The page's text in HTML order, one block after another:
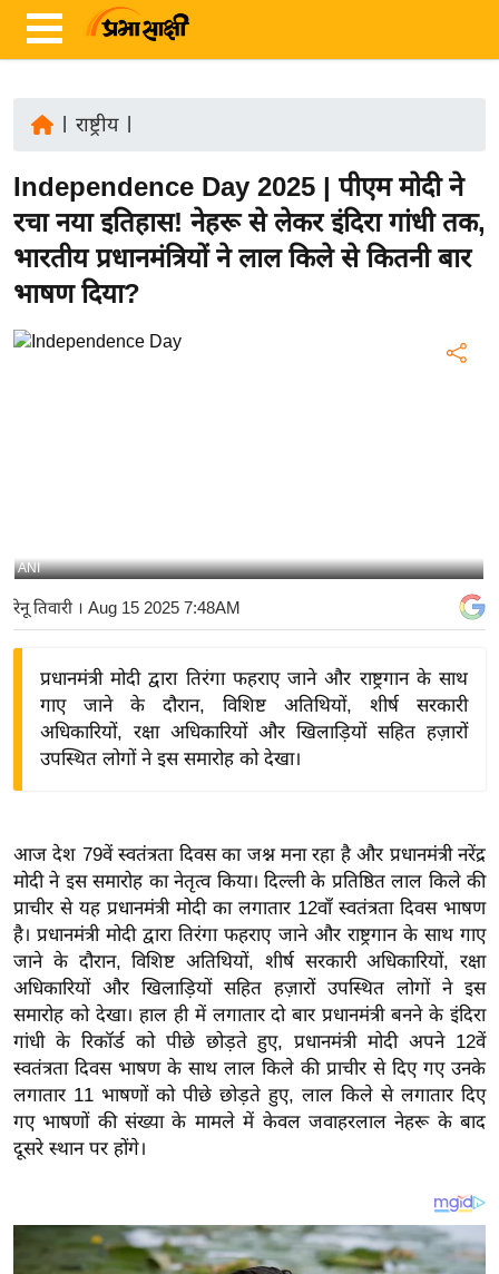
ज़ा
ख
ब
र
ष्ट्री
बि
ने
द्यो
वि
शे
ष
ज्ञ
रा
य
ब
ज
ट
खे
ल
के
राष्ट्रीय|
Independence Day 2025 | पीएम मोदी ने
रचा नया इतिहास! नेहरू से लेकर इंदिरा गांधी तक,
भारतीय प्रधानमंत्रियों ने लाल किले से कितनी बार
भाषण दिया?
ANI
रेनू तिवारी । Aug 15 2025 7:48AM
प्रधानमंत्री मोदी द्वारा तिरंगा फहराए जाने और राष्ट्रगान के साथ
गाए जाने के दौरान, विशिष्ट अतिथियों, शीर्ष सरकारी
अधिकारियों, रक्षा अधिकारियों और खिलाड़ियों सहित हज़ारों
उपस्थित लोगों ने इस समारोह को देखा।
आज देश 79वें स्वतंत्रता दिवस का जश्न मना रहा है और प्रधानमंत्री नरेंद्र
मोदी ने इस समारोह का नेतृत्व किया। दिल्ली के प्रतिष्ठित लाल किले की
प्राचीर से यह प्रधानमंत्री मोदी का लगातार 12वाँ स्वतंत्रता दिवस भाषण
है। प्रधानमंत्री मोदी द्वारा तिरंगा फहराए जाने और राष्ट्रगान के साथ गाए
जाने के दौरान, विशिष्ट अतिथियों, शीर्ष सरकारी अधिकारियों, रक्षा
अधिकारियों और खिलाड़ियों सहित हज़ारों उपस्थित लोगों ने इस
समारोह को देखा। हाल ही में लगातार दो बार प्रधानमंत्री बनने के इंदिरा
गांधी के रिकॉर्ड को पीछे छोड़ते हुए, प्रधानमंत्री मोदी अपने 12वें
स्वतंत्रता दिवस भाषण के साथ लाल किले की प्राचीर से दिए गए उनके
लगातार 11 भाषणों को पीछे छोड़ते हुए, लाल किले से लगातार दिए
गए भाषणों की संख्या के मामले में केवल जवाहरलाल नेहरू के बाद
दूसरे स्थान पर होंगे।